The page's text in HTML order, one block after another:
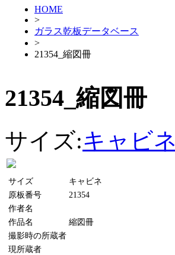
HOME
>
ガラス乾板データベース
>
21354_縮図冊
21354_縮図冊
サイズ:キャビネ
サイズ
キャビネ
原板番号
21354
作者名
作品名
縮図冊
撮影時の所蔵者
現所蔵者